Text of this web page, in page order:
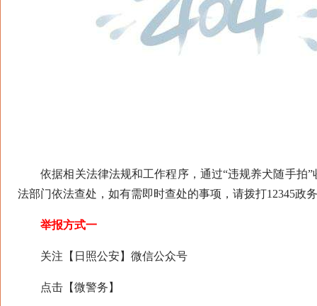
依据相关法律法规和工作程序，通过“违规养犬随手拍”
法部门依法查处，如有需即时查处的事项，请拨打12345政
举报方式一
关注【日照公安】微信公众号
点击【微警务】